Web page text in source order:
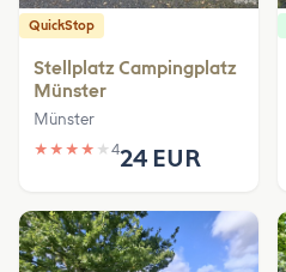
QuickStop
Stellplatz Campingplatz
Münster
Münster
★ ★ ★ ★ ★ 424 EUR